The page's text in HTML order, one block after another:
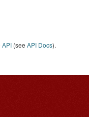
API (see API Docs).